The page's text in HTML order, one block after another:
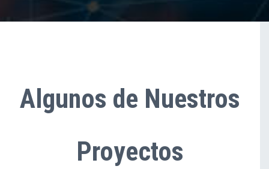
Algunos de Nuestros
Proyectos